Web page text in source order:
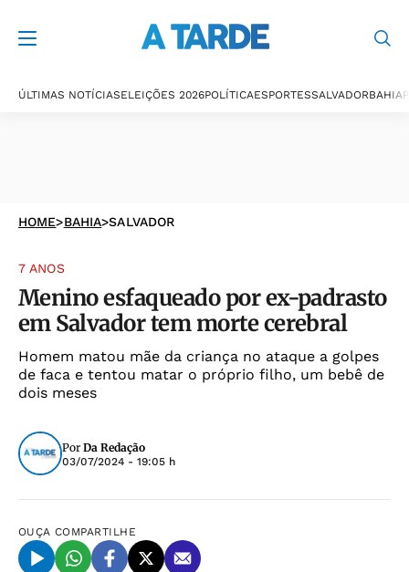
ÚLTIMAS NOTÍCIASELEIÇÕES 2026POLÍTICAESPORTESSALVADORBAHIA
HOME>BAHIA>SALVADOR
7 ANOS
Menino esfaqueado por ex-padrasto
em Salvador tem morte cerebral
Homem matou mãe da criança no ataque a golpes
de faca e tentou matar o próprio filho, um bebê de
dois meses
Por Da Redação
03/07/2024 - 19:05 h
OUÇA COMPARTILHE